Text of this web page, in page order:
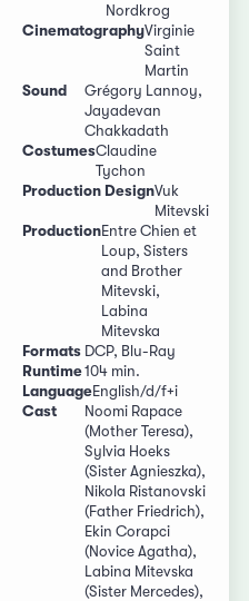
Nordkrog
CinematographyVirginie
Saint
Martin
Sound
Grégory Lannoy,
Jayadevan
Chakkadath
CostumesClaudine
Tychon
Production DesignVuk
Mitevski
ProductionEntre Chien et
Loup, Sisters
and Brother
Mitevski,
Labina
Mitevska
Formats DCP, Blu-Ray
Runtime104 min.
LanguageEnglish/d/f+i
Cast
Noomi Rapace
(Mother Teresa),
Sylvia Hoeks
(Sister Agnieszka),
Nikola Ristanovski
(Father Friedrich),
Ekin Corapci
(Novice Agatha),
Labina Mitevska
(Sister Mercedes),